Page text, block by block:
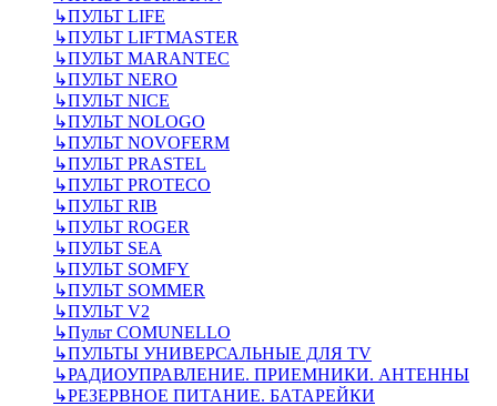
↳ПУЛЬТ LIFE
↳ПУЛЬТ LIFTMASTER
↳ПУЛЬТ MARANTEC
↳ПУЛЬТ NERO
↳ПУЛЬТ NICE
↳ПУЛЬТ NOLOGO
↳ПУЛЬТ NOVOFERM
↳ПУЛЬТ PRASTEL
↳ПУЛЬТ PROTECO
↳ПУЛЬТ RIB
↳ПУЛЬТ ROGER
↳ПУЛЬТ SEA
↳ПУЛЬТ SOMFY
↳ПУЛЬТ SOMMER
↳ПУЛЬТ V2
↳Пульт СOMUNELLO
↳ПУЛЬТЫ УНИВЕРСАЛЬНЫЕ ДЛЯ TV
↳РАДИОУПРАВЛЕНИЕ. ПРИЕМНИКИ. АНТЕННЫ
↳РЕЗЕРВНОЕ ПИТАНИЕ. БАТАРЕЙКИ